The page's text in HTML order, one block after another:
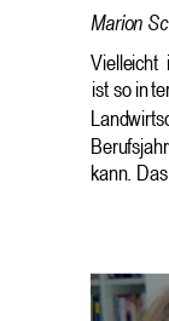
Marion Sc
Vielleicht
ist so in
kann.